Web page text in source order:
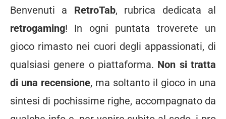
Benvenuti a RetroTab, rubrica dedicata al
retrogaming! In ogni puntata troverete un
gioco rimasto nei cuori degli appassionati, di
qualsiasi genere o piattaforma. Non si tratta
di una recensione, ma soltanto il gioco in una
sintesi di pochissime righe, accompagnato da